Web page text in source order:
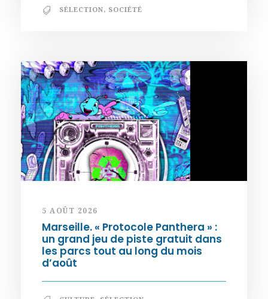
SÉLECTION, SOCIÉTÉ
5 AOÛT 2026
Marseille. « Protocole Panthera » :
un grand jeu de piste gratuit dans
les parcs tout au long du mois
d’août